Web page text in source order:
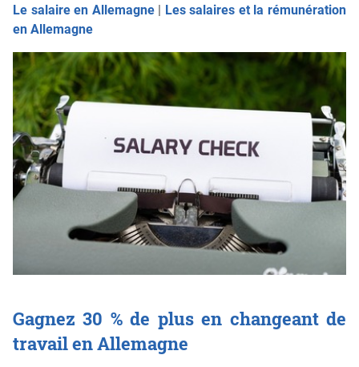
Le salaire en Allemagne| Les salaires et la rémunération
en Allemagne
Gagnez 30 % de plus en changeant de
travail en Allemagne